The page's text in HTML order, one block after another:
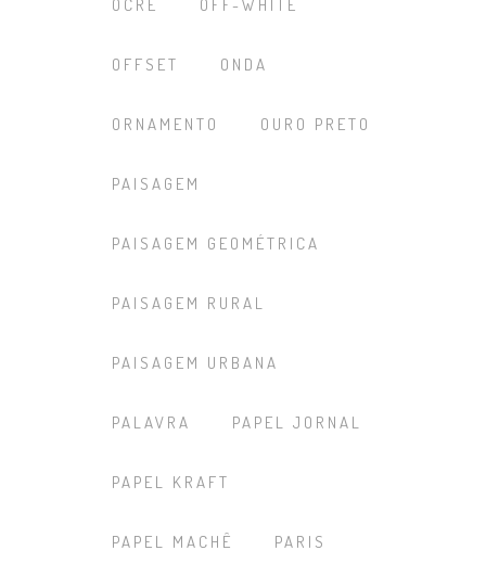
OCRE OFF-WHITE
OFFSET ONDA
ORNAMENTO OURO PRETO
PAISAGEM
PAISAGEM GEOMÉTRICA
PAISAGEM RURAL
PAISAGEM URBANA
PALAVRA PAPEL JORNAL
PAPEL KRAFT
PAPEL MACHÊ PARIS